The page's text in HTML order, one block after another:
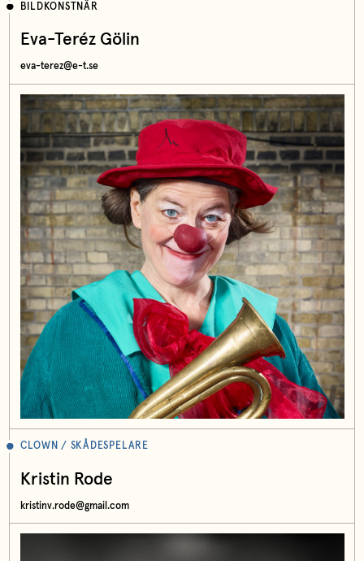
BILDKONSTNÄR
Eva-Teréz Gölin
eva-terez@e-t.se
CLOWN / SKÅDESPELARE
Kristin Rode
kristinv.rode@gmail.com